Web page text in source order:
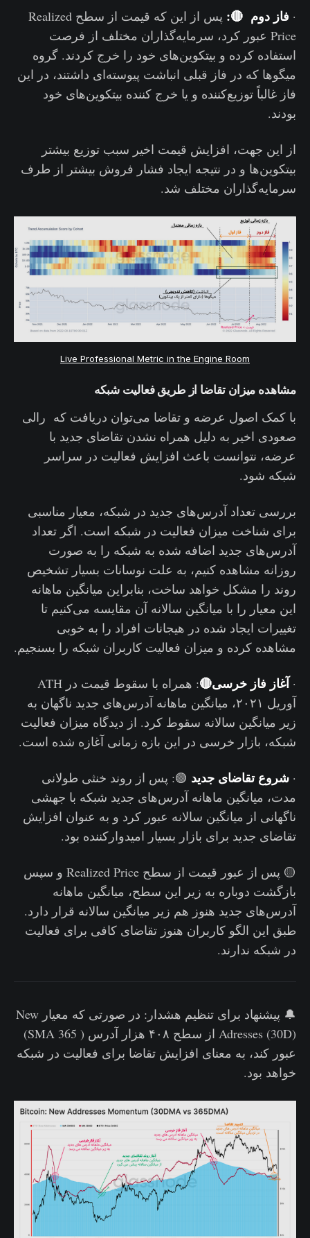
· فاز دوم 🔴:
پس از این که قیمت از سطح Realized
Price عبور کرد، سرمایه‌گذاران مختلف از فرصت
استفاده کرده و بیتکوین‌های خود را خرج کردند. گروه‌
میگو‌ها که در فاز قبلی انباشت پیوسته‌ای داشتند، در این
فاز غالباً توزیع‌کننده و یا خرج کننده بیتکوین‌های خود
بودند.
از این جهت، افزایش قیمت اخیر سبب توزیع بیشتر
بیتکوین‌ها و در نتیجه ایجاد فشار فروش بیشتر از طرف
سرمایه‌گذاران مختلف شد.
Live Professional Metric in the Engine Room
مشاهده میزان تقاضا از طریق فعالیت شبکه
با کمک اصول عرضه و تقاضا می‌توان دریافت که رالی
صعودی اخیر به دلیل همراه نشدن تقاضای جدید با
عرضه، نتوانست باعث افزایش فعالیت در سراسر
شبکه شود.
بررسی تعداد آدرس‌های جدید در شبکه، معیار مناسبی
برای شناخت میزان فعالیت در شبکه است. اگر تعداد
آدرس‌های جدید اضافه شده به شبکه را به صورت
روزانه مشاهده کنیم، به علت نوسانات بسیار تشخیص
روند را مشکل خواهد ساخت، بنابراین میانگین ماهانه
این معیار را با میانگین سالانه آن مقایسه می‌کنیم تا
تغییرات ایجاد شده در هیجانات افراد را به خوبی
مشاهده کرده و میزان فعالیت کاربران شبکه را بسنجیم.
·آغاز فاز خرسی🔴
: همراه با سقوط قیمت در ATH
آوریل ۲۰۲۱، میانگین ماهانه آدرس‌های جدید ناگهان به
زیر میانگین سالانه سقوط کرد. از دیدگاه میزان فعالیت
شبکه، بازار خرسی در این بازه زمانی آغازه شده است.
· شروع تقاضای جدید 🟢: پس از روند خنثی طولانی
مدت، میانگین ماهانه آدرس‌های جدید شبکه با جهشی
ناگهانی از میانگین سالانه عبور کرد و به عنوان افزایش
تقاضای جدید برای بازار بسیار امیدوارکننده بود.
🟡 پس از عبور قیمت از سطح Realized Price و سپس
بازگشت دوباره به زیر این سطح، میانگین ماهانه
آدرس‌های جدید هنوز هم زیر میانگین سالانه قرار دارد‌.
طبق این الگو کاربران هنوز تقاضای کافی برای فعالیت
در شبکه ندارند‌.
🔔 پیشنهاد برای تنظیم هشدار: در صورتی که معیار New
Adresses (30D) از سطح ۴۰۸ هزار آدرس ( 365 SMA)
عبور کند، به معنای افزایش تقاضا برای فعالیت در شبکه
خواهد بود.